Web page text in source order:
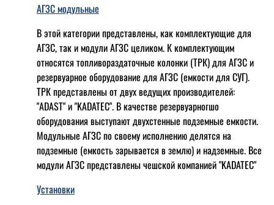
АГЗС модульные
В этой категории представлены, как комплектующие для
АГЗС, так и модули АГЗС целиком. К комплектующим
относятся топливораздаточные колонки (ТРК) для АГЗС и
резервуарное оборудование для АГЗС (емкости для СУГ).
ТРК представлены от двух ведущих производителей:
"ADAST" и "KADATEC". В качестве резервуарногшо
оборудования выступают двухстенные подземные емкости.
Модульные АГЗС по своему исполнению делятся на
подземные (емкость зарывается в землю) и надземные. Все
модули АГЗС представлены чешской компанией "KADATEC"
Установки